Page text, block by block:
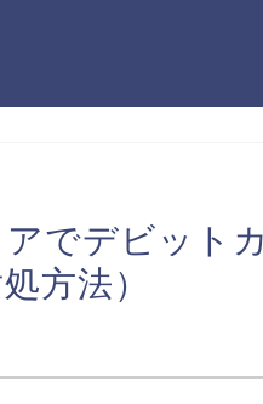
でデビット
方法）